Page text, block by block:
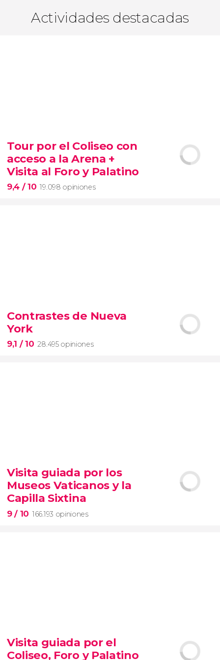
Actividades destacadas
Tour por el Coliseo con
acceso a la Arena +
Visita al Foro y Palatino
9,4 / 10 19.098 opiniones
Arena de gladiadores
visita del
Coliseo Romano
el Foro y el
Contrastes de Nueva
York
9,1 / 10 28.495 opiniones
Contrastes de Nueva York
barrios de Queens, el Bronx y Brooklyn
Visita guiada por los
Museos Vaticanos y la
Capilla Sixtina
9/ 10 166.193 opiniones
visita guiada por los Museos Vaticanos y la Capilla
Sixtina
Visita guiada por el
Coliseo, Foro y Palatino